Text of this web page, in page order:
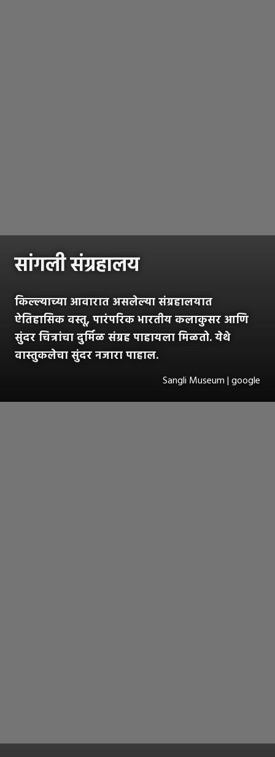
सांगली संग्रहालय
किल्ल्याच्या आवारात असलेल्या संग्रहालयात
ऐतिहासिक वस्तू, पारंपरिक भारतीय कलाकुसर आणि
सुंदर चित्रांचा दुर्मिळ संग्रह पाहायला मिळतो. येथे
वास्तुकलेचा सुंदर नजारा पाहाल.
Sangli Museum | google